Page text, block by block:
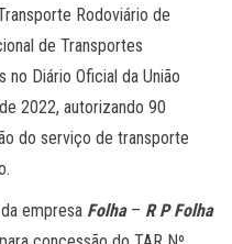
Rodoviário de
de Transportes
Diário Oficial da União
2022, autorizando 90
do serviço de transporte
empresa Folha– R P Folha